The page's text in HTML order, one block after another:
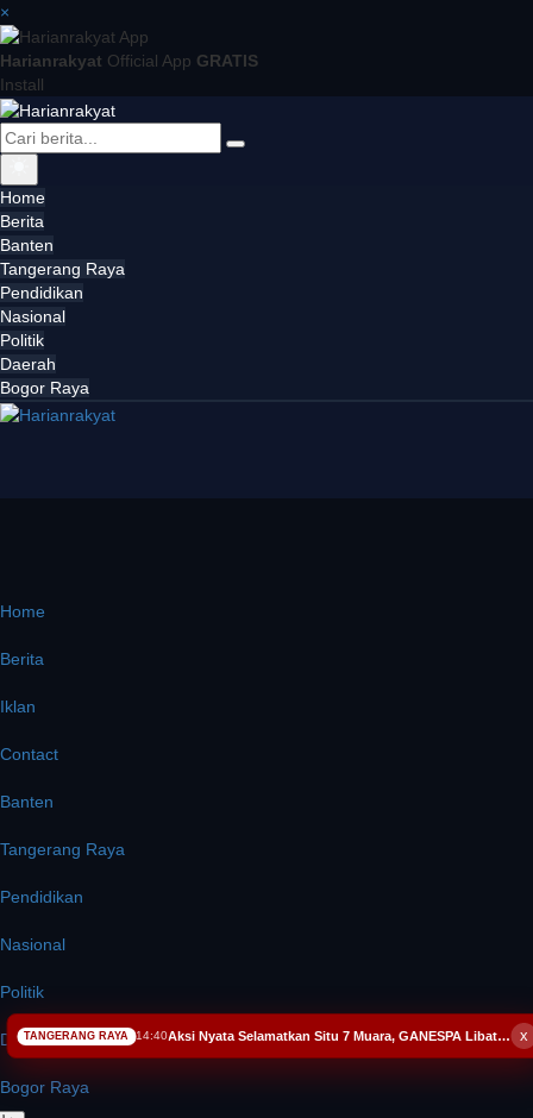
×
Harianrakyat Official App GRATIS
Install
Home
Berita
Banten
Tangerang Raya
Pendidikan
Nasional
Politik
Daerah
Bogor Raya
Home
Berita
Iklan
Contact
Banten
Tangerang Raya
Pendidikan
Nasional
Politik
Daerah
Bogor Raya
x
TANGERANG RAYA 14:40 Aksi Nyata Selamatkan Situ 7 Muara, GANESPA Libatkan Karang Taruna dan Komunitas